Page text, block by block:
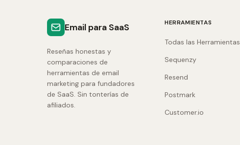
Email para SaaS
Reseñas honestas y
comparaciones de
herramientas de email
marketing para fundadores
de SaaS. Sin tonterías de
afiliados.
HERRAMIENTAS
Todas las Herramientas
Sequenzy
Resend
Postmark
Customer.io